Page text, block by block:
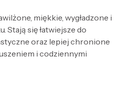
miękkie, wygładzone i
Stają się łatwiejsze do
oraz lepiej chronione
i codziennymi